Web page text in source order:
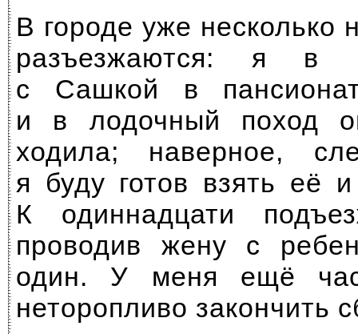
В городе уже несколько
разъезжаются: я в
с Сашкой в
и в лодочный поход
ходила; наверное,
я буду готов взять её
К одиннадцати
проводив жену с
один. У меня ещё
неторопливо закончить